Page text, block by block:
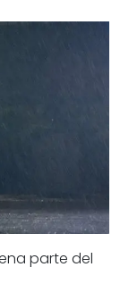
parte del